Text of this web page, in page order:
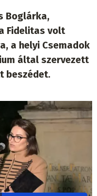
Boglárka,
Fidelitas volt
a helyi Csemadok
által szervezett
beszédet.